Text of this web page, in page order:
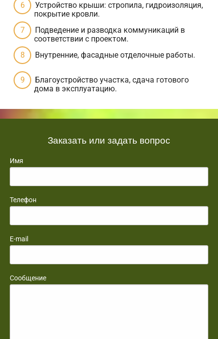
Устройство крыши: стропила, гидроизоляция,
покрытие кровли.
Подведение и разводка коммуникаций в
соответствии с проектом.
Внутренние, фасадные отделочные работы.
Благоустройство участка, сдача готового
дома в эксплуатацию.
Заказать или задать вопрос
Имя
Телефон
E-mail
Сообщение